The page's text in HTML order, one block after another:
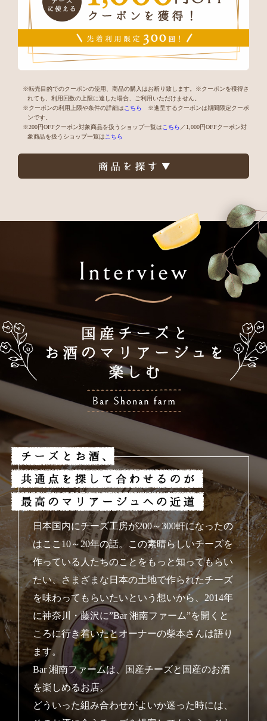
※転売目的でのクーポンの使用、商品の購入はお断り致します。※クーポンを獲得さ
れても、利用回数の上限に達した場合、ご利用いただけません。
※クーポンの利用上限や条件の詳細は こちら ※進呈するクーポンは期間限定クーポ
ンです。
※200円OFFクーポン対象商品を扱うショップ一覧は こちら ／1,000円OFFクーポン対
象商品を扱うショップ一覧は こちら
日本国内にチーズ工房が200～300軒になったの
はここ10～20年の話。この素晴らしいチーズを
作っている人たちのことをもっと知ってもらい
たい、さまざまな日本の土地で作られたチーズ
を味わってもらいたいという想いから、2014年
に神奈川・藤沢に”Bar 湘南ファーム”を開くと
ころに行き着いたとオーナーの柴本さんは語り
ます。
Bar 湘南ファームは、国産チーズと国産のお酒
を楽しめるお店。
どういった組み合わせがよいか迷った時には、